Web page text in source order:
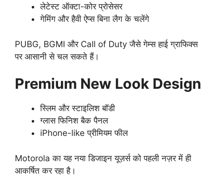
लेटेस्ट ऑक्टा-कोर प्रोसेसर
गेमिंग और हैवी ऐप्स बिना लैग के चलेंगे
PUBG, BGMI और Call of Duty जैसे गेम्स हाई ग्राफिक्स
पर आसानी से चल सकते हैं।
Premium New Look Design
स्लिम और स्टाइलिश बॉडी
ग्लास फिनिश बैक पैनल
iPhone-like प्रीमियम फील
Motorola का यह नया डिजाइन यूज़र्स को पहली नज़र में ही
आकर्षित कर रहा है।